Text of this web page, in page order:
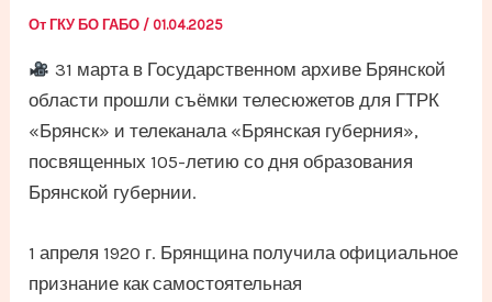
От ГКУ БО ГАБО / 01.04.2025
31 марта в Государственном архиве Брянской
области прошли съёмки телесюжетов для ГТРК
«Брянск» и телеканала «Брянская губерния»,
посвященных 105-летию со дня образования
Брянской губернии.
1 апреля 1920 г. Брянщина получила официальное
признание как самостоятельная